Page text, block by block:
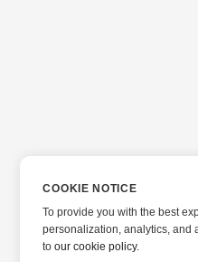
COOKIE NOTICE
To provide you with the best
personalization, analytics, and
toour cookie policy.